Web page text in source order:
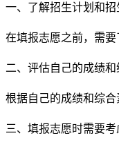
一、了解招生计划和招
在填报志愿之前，需
二、评估自己的成绩
根据自己的成绩和综
三、填报志愿时需要